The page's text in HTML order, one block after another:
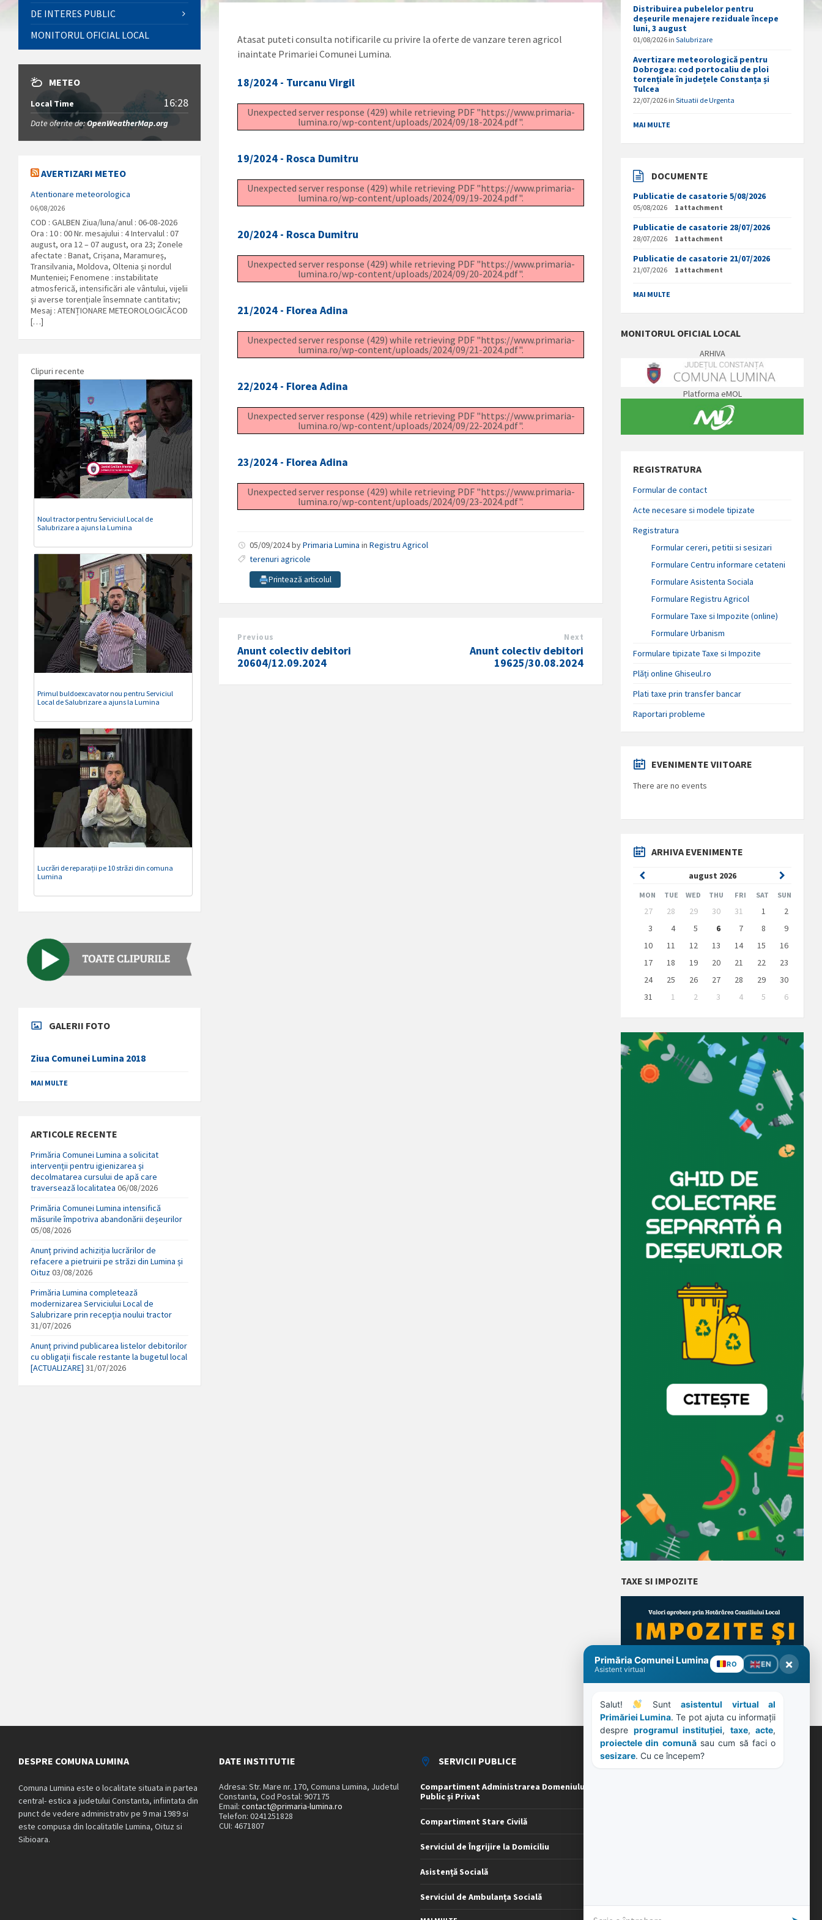
Atasat puteti consulta notificarile cu privire la oferte de vanzare teren agricol
inaintate Primariei Comunei Lumina.
18/2024 - Turcanu Virgil
Unexpected server response (429) while retrieving PDF "https://www.primaria-
lumina.ro/wp-content/uploads/2024/09/18-2024.pdf".
19/2024 - Rosca Dumitru
Unexpected server response (429) while retrieving PDF "https://www.primaria-
lumina.ro/wp-content/uploads/2024/09/19-2024.pdf".
20/2024 - Rosca Dumitru
Unexpected server response (429) while retrieving PDF "https://www.primaria-
lumina.ro/wp-content/uploads/2024/09/20-2024.pdf".
21/2024 - Florea Adina
Unexpected server response (429) while retrieving PDF "https://www.primaria-
lumina.ro/wp-content/uploads/2024/09/21-2024.pdf".
22/2024 - Florea Adina
Unexpected server response (429) while retrieving PDF "https://www.primaria-
lumina.ro/wp-content/uploads/2024/09/22-2024.pdf".
23/2024 - Florea Adina
Unexpected server response (429) while retrieving PDF "https://www.primaria-
lumina.ro/wp-content/uploads/2024/09/23-2024.pdf".
05/09/2024byPrimaria Lumina inRegistru Agricol
terenuri agricole
Printează articolul
Previous
Anunt colectiv debitori
20604/12.09.2024
Next
Anunt colectiv debitori
19625/30.08.2024
DE INTERES PUBLIC
MONITORUL OFICIAL LOCAL
METEO
Local Time 16:28
Date oferite de:OpenWeatherMap.org
AVERTIZARI METEO
Atentionare meteorologica
06/08/2026
COD : GALBEN Ziua/luna/anul : 06-08-2026
Ora : 10 : 00 Nr. mesajului : 4 Intervalul : 07
august, ora 12 – 07 august, ora 23; Zonele
afectate : Banat, Crișana, Maramureș,
Transilvania, Moldova, Oltenia și nordul
Munteniei; Fenomene : instabilitate
atmosferică, intensificări ale vântului, vijelii
și averse torențiale însemnate cantitativ;
Mesaj : ATENȚIONARE METEOROLOGICĂCOD
[…]
Clipuri recente
Noul tractor pentru Serviciul Local de
Salubrizare a ajuns la Lumina
Primul buldoexcavator nou pentru Serviciul
Local de Salubrizare a ajuns la Lumina
Lucrări de reparații pe 10 străzi din comuna
Lumina
GALERII FOTO
Ziua Comunei Lumina 2018
MAI MULTE
ARTICOLE RECENTE
Primăria Comunei Lumina a solicitat
intervenții pentru igienizarea și
decolmatarea cursului de apă care
traversează localitatea 06/08/2026
Primăria Comunei Lumina intensifică
măsurile împotriva abandonării deșeurilor
05/08/2026
Anunț privind achiziția lucrărilor de
refacere a pietruirii pe străzi din Lumina și
Oituz03/08/2026
Primăria Lumina completează
modernizarea Serviciului Local de
Salubrizare prin recepția noului tractor
31/07/2026
Anunț privind publicarea listelor debitorilor
cu obligații fiscale restante la bugetul local
[ACTUALIZARE] 31/07/2026
Distribuirea pubelelor pentru
deșeurile menajere reziduale începe
luni, 3 august
01/08/2026 inSalubrizare
Avertizare meteorologică pentru
Dobrogea: cod portocaliu de ploi
torențiale în județele Constanța și
Tulcea
22/07/2026 inSituatii de Urgenta
MAI MULTE
DOCUMENTE
Publicatie de casatorie 5/08/2026
05/08/2026 1 attachment
Publicatie de casatorie 28/07/2026
28/07/2026 1 attachment
Publicatie de casatorie 21/07/2026
21/07/2026 1 attachment
MAI MULTE
MONITORUL OFICIAL LOCAL
ARHIVA
Platforma eMOL
REGISTRATURA
Formular de contact
Acte necesare si modele tipizate
Registratura
Formular cereri, petitii si sesizari
Formulare Centru informare cetateni
Formulare Asistenta Sociala
Formulare Registru Agricol
Formulare Taxe si Impozite (online)
Formulare Urbanism
Formulare tipizate Taxe si Impozite
Plăți online Ghiseul.ro
Plati taxe prin transfer bancar
Raportari probleme
EVENIMENTE VIITOARE
There are no events
ARHIVA EVENIMENTE
august 2026
Previous
Month
Next
Month
MON TUE WED THU FRI SAT SUN
Skip
calendar
days
27 28 29 30 31 1
2
3
4 5 6 7 8
9
10
11 12 13 14 15
16
17
18 19 20 21 22
23
24
25 26 27 28 29
30
31
1 2 3 4 5
6
to
days
TAXE SI IMPOZITE
DESPRE COMUNA LUMINA
Comuna Lumina este o localitate situata in partea
central- estica a judetului Constanta, infiintata din
punct de vedere administrativ pe 9 mai 1989 si
este compusa din localitatile Lumina, Oituz si
Sibioara.
DATE INSTITUTIE
Adresa: Str. Mare nr. 170, Comuna Lumina, Judetul
Constanta, Cod Postal: 907175
Email:contact@primaria-lumina.ro
Telefon: 0241251828
CUI: 4671807
SERVICII PUBLICE
Compartiment Administrarea Domeniului
Public și Privat
Compartiment Stare Civilă
Serviciul de Îngrijire la Domiciliu
Asistență Socială
Serviciul de Ambulanța Socială
ORE DE LUCRU
Primăria Comunei Lumina
Asistent virtual
EN ×
Salut! Sunt asistentul virtual al
Primăriei Lumina. Te pot ajuta cu informații
despre programul instituției, taxe, acte ,
proiectele din comună
sau cum să faci o
sesizare. Cu ce începem?